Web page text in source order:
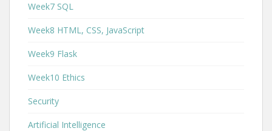
Week7 SQL
Week8 HTML, CSS, JavaScript
Week9 Flask
Week10 Ethics
Security
Artificial Intelligence